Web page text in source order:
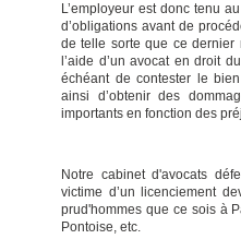
L’employeur est donc tenu
d’obligations avant de
de telle sorte que ce dernier
l’aide d’un avocat en droit
échéant de contester le
ainsi d’obtenir des
importants en fonction des
Notre cabinet d'avocats
victime d’un licenciement
prud'hommes que ce sois à
Pontoise, etc.